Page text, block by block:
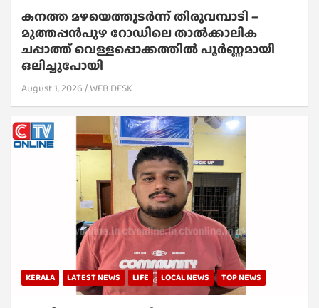
കനത്ത മഴയെത്തുടർന്ന് തിരുവമ്പാടി –
മുത്തപ്പൻപുഴ റോഡിലെ താൽക്കാലിക
ചപ്പാത്ത് വെള്ളപ്പൊക്കത്തിൽ പൂർണ്ണമായി
ഒലിച്ചുപോയി
August 1, 2026 WEB DESK
KERALA LATEST NEWS LIFE LOCAL NEWS TOP NEWS